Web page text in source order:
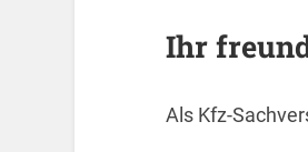
Ihr
Als Kfz-